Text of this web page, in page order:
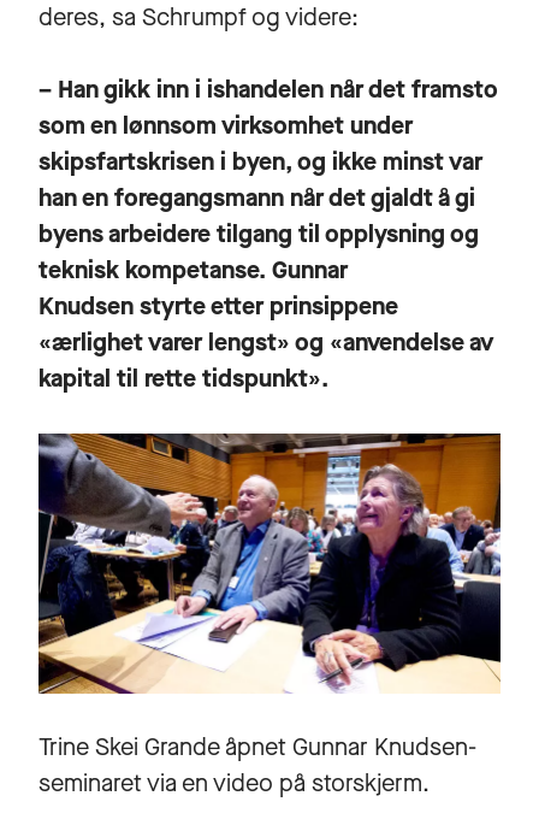
deres, sa Schrumpf og videre:
– Han gikk inn i ishandelen når det framsto
som en lønnsom virksomhet under
skipsfartskrisen i byen, og ikke minst var
han en foregangsmann når det gjaldt å gi
byens arbeidere tilgang til opplysning og
teknisk kompetanse. Gunnar
Knudsen styrte etter prinsippene
«ærlighet varer lengst» og «anvendelse av
kapital til rette tidspunkt».
Trine Skei Grande åpnet Gunnar Knudsen-
seminaret via en video på storskjerm.